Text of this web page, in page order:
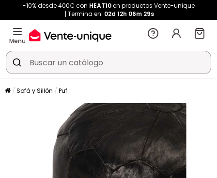
-10% desde 400€ con HEAT10en productos Vente-unique
Termina en: 02d 12h 06m 28s
Menu
Sofá y Sillón Puf